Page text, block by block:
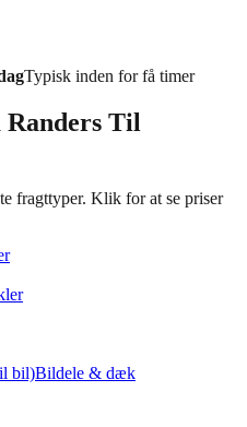
Typisk inden for få timer
Randers Til
fragttyper. Klik for at se priser
bil)Bildele & dæk